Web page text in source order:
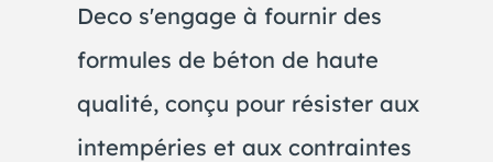
Deco s'engage à fournir des
formules de béton de haute
qualité, conçu pour résister aux
intempéries et aux contraintes